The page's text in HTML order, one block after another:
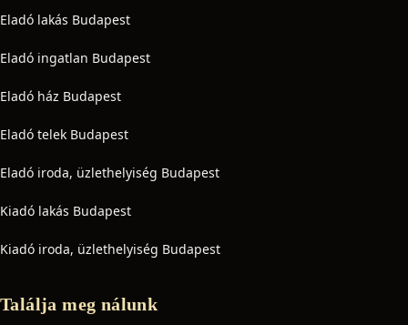
Eladó lakás Budapest
Eladó ingatlan Budapest
Eladó ház Budapest
Eladó telek Budapest
Eladó iroda, üzlethelyiség Budapest
Kiadó lakás Budapest
Kiadó iroda, üzlethelyiség Budapest
Találja meg nálunk